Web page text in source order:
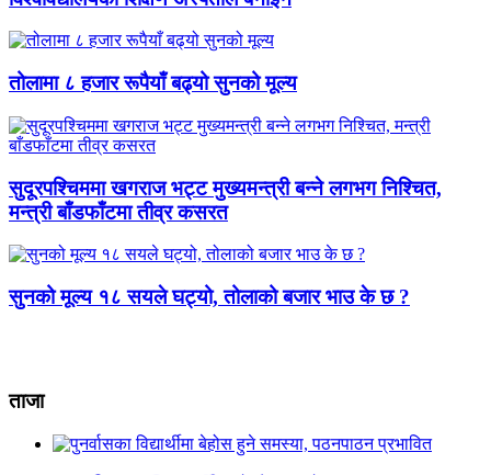
तोलामा ८ हजार रूपैयाँ बढ्यो सुनको मूल्य
सुदूरपश्चिममा खगराज भट्ट मुख्यमन्त्री बन्ने लगभग निश्चित,
मन्त्री बाँडफाँटमा तीव्र कसरत
सुनको मूल्य १८ सयले घट्यो, तोलाको बजार भाउ के छ ?
ताजा